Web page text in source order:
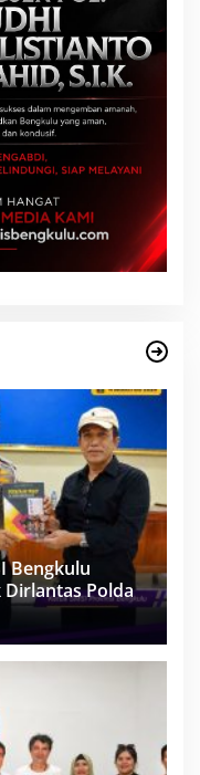
Bengkulu
Polda